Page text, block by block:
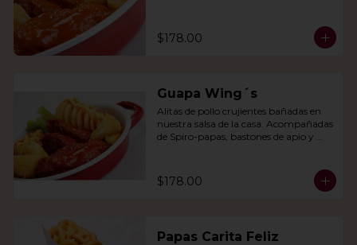
$178.00
Guapa Wing´s
Alitas de pollo crujientes bañadas en
nuestra salsa de la casa. Acompañadas
de Spiro-papas, bastones de apio y
$178.00
Papas Carita Feliz